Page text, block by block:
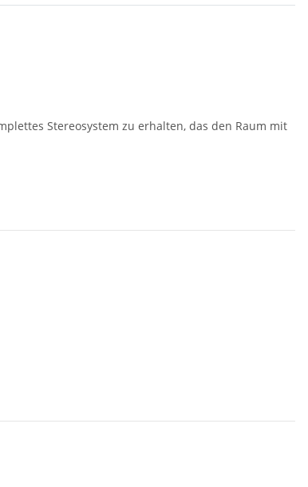
Stereosystem zu erhalten, das den Raum mit